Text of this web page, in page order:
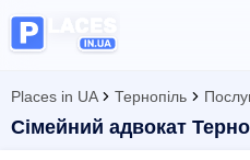
Places in UA Тернопіль
Сімейний адвокат